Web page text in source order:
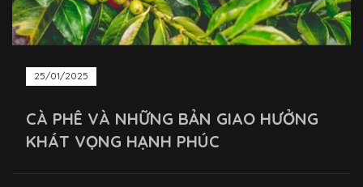
25/01/2025
CÀ PHÊ VÀ NHỮNG BẢN GIAO HƯỞNG
KHÁT VỌNG HẠNH PHÚC